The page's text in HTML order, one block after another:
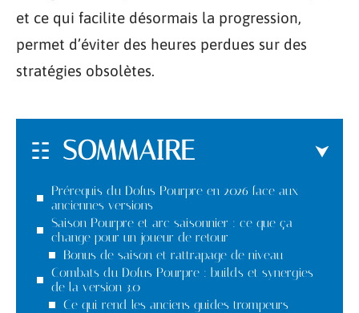
et ce qui facilite désormais la progression,
permet d’éviter des heures perdues sur des
stratégies obsolètes.
SOMMAIRE
Prérequis du Dofus Pourpre en 2026 face aux
anciennes versions
Saison Pourpre et arc saisonnier : ce que ça
change pour un joueur de retour
Bonus de saison et rattrapage de niveau
Combats du Dofus Pourpre : builds et synergies
de la version 3.0
Ce qui rend les anciens guides trompeurs